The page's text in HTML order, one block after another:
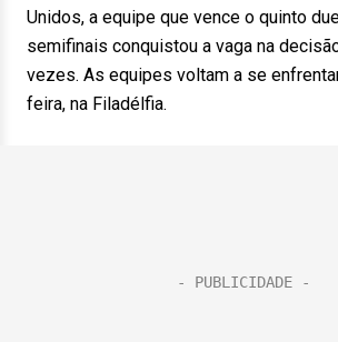
Unidos, a equipe que vence o quinto
semifinais conquistou a vaga na
vezes. As equipes voltam a se
feira, na Filadélfia.